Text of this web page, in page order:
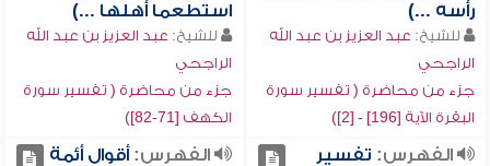
رأسه ...)
للشيخ: عبد العزيز بن عبد الله
الراجحي
جزء من محاضرة ( تفسير سورة
البقرة الآية [196] - [2])
استطعما أهلها ...)
للشيخ: عبد العزيز بن عبد الله
الراجحي
جزء من محاضرة ( تفسير سورة
الكهف [71-82])
الفهرس: تفسير
الفهرس:أقوال أئمة